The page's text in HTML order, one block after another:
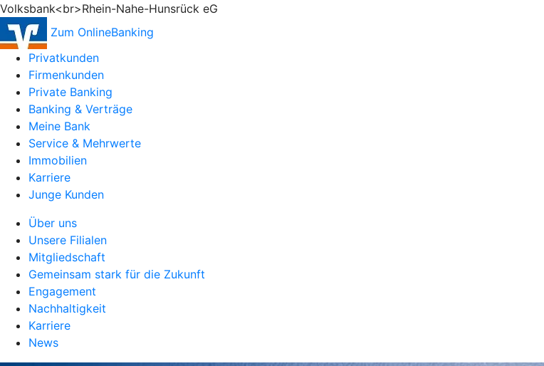
Volksbank<br>Rhein-Nahe-Hunsrück eG
Zum OnlineBanking
Privatkunden
Firmenkunden
Private Banking
Banking & Verträge
Meine Bank
Service & Mehrwerte
Immobilien
Karriere
Junge Kunden
Über uns
Unsere Filialen
Mitgliedschaft
Gemeinsam stark für die Zukunft
Engagement
Nachhaltigkeit
Karriere
News